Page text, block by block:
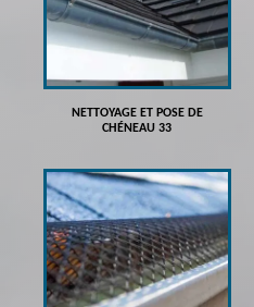
NETTOYAGE ET POSE DE
CHÉNEAU 33